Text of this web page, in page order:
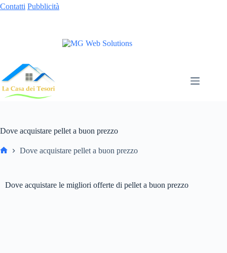
Contatti Pubblicità
Dove acquistare pellet a buon prezzo
Dove acquistare pellet a buon prezzo
Dove acquistare le migliori offerte di pellet a buon prezzo